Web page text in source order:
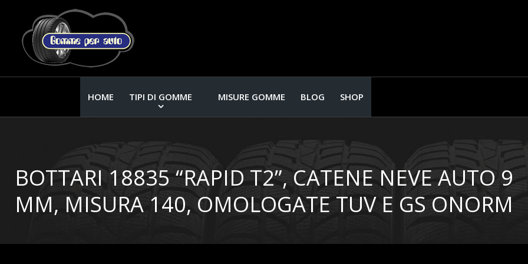
HOME TIPI DI GOMME MISURE GOMME BLOG SHOP
BOTTARI 18835 “RAPID T2”, CATENE NEVE AUTO 9
MM, MISURA 140, OMOLOGATE TUV E GS ONORM